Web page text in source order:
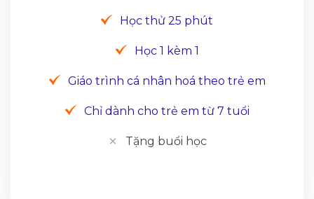
Học thử 25 phút
Học 1 kèm 1
Giáo trình cá nhân hoá theo trẻ em
Chỉ dành cho trẻ em từ 7 tuổi
Tặng buổi học